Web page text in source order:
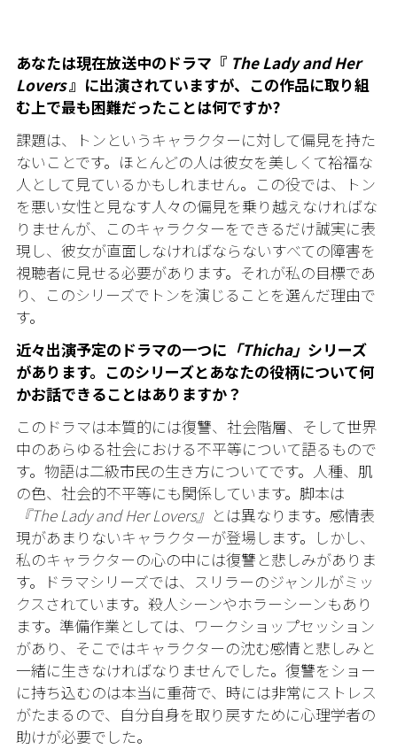
あなたは現在放送中のドラマ『 The Lady and Her
Lovers』に出演されていますが、この作品に取り組
む上で最も困難だったことは何ですか?
課題は、トンというキャラクターに対して偏見を持た
ないことです。ほとんどの人は彼女を美しくて裕福な
人として見ているかもしれません。この役では、トン
を悪い女性と見なす人々の偏見を乗り越えなければな
りませんが、このキャラクターをできるだけ誠実に表
現し、彼女が直面しなければならないすべての障害を
視聴者に見せる必要があります。それが私の目標であ
り、このシリーズでトンを演じることを選んだ理由で
す。
近々出演予定のドラマの一つに 「Thicha」 シリーズ
があります。このシリーズとあなたの役柄について何
かお話できることはありますか？
このドラマは本質的には復讐、社会階層、そして世界
中のあらゆる社会における不平等について語るもので
す。物語は二級市民の生き方についてです。人種、肌
の色、社会的不平等にも関係しています。脚本は
『The Lady and Her Lovers』 とは異なります。感情表
現があまりないキャラクターが登場します。しかし、
私のキャラクターの心の中には復讐と悲しみがありま
す。ドラマシリーズでは、スリラーのジャンルがミッ
クスされています。殺人シーンやホラーシーンもあり
ます。準備作業としては、ワークショップセッション
があり、そこではキャラクターの沈む感情と悲しみと
一緒に生きなければなりませんでした。復讐をショー
に持ち込むのは本当に重荷で、時には非常にストレス
がたまるので、自分自身を取り戻すために心理学者の
助けが必要でした。